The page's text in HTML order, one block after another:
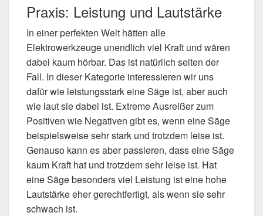
Praxis: Leistung und Lautstärke
In einer perfekten Welt hätten alle
Elektrowerkzeuge unendlich viel Kraft und wären
dabei kaum hörbar. Das ist natürlich selten der
Fall. In dieser Kategorie interessieren wir uns
dafür wie leistungsstark eine Säge ist, aber auch
wie laut sie dabei ist. Extreme Ausreißer zum
Positiven wie Negativen gibt es, wenn eine Säge
beispielsweise sehr stark und trotzdem leise ist.
Genauso kann es aber passieren, dass eine Säge
kaum Kraft hat und trotzdem sehr leise ist. Hat
eine Säge besonders viel Leistung ist eine hohe
Lautstärke eher gerechtfertigt, als wenn sie sehr
schwach ist.